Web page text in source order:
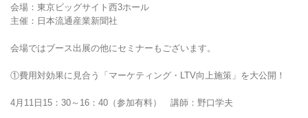
会場：東京ビッグサイト西3ホール
主催：日本流通産業新聞社
会場ではブース出展の他にセミナーもございます。
①費用対効果に見合う「マーケティング・LTV向上施策」を大公開！
4月11日15：30～16：40（参加有料） 講師：野口学夫